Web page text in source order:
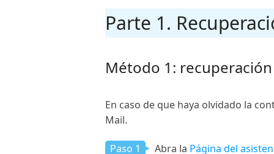
Parte 1.
Método 1:
En caso de que haya olvidado la
Mail.
Paso 1 Abra la Página del